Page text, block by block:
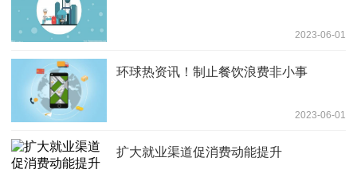
2023-06-01
环球热资讯！制止餐饮浪费非小事
2023-06-01
扩大就业渠道促消费动能提升